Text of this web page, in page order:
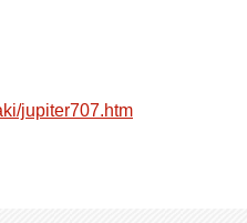
jupiter707.htm